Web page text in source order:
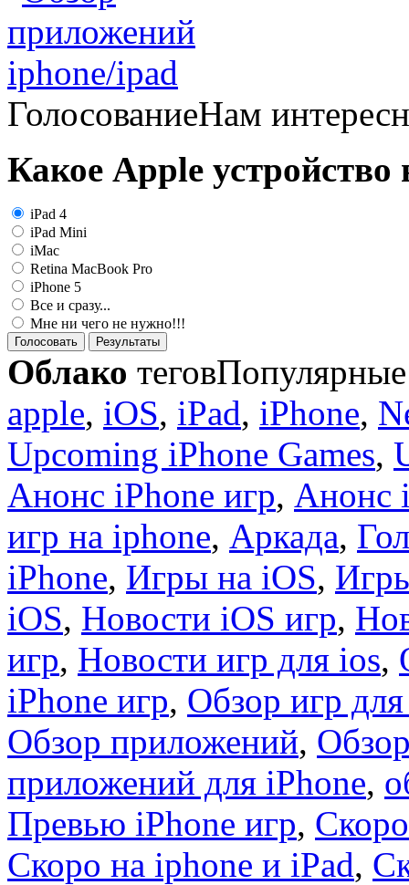
ГолосованиеНам
Какое Apple устройство
iPad 4
iPad Mini
iMac
Retina MacBook Pro
iPhone 5
Все и сразу...
Мне ни чего не нужно!!!
Голосовать Результаты
Облако теговПопулярные
apple, iOS, iPad, iPhone,
Upcoming iPhone Games,
Анонс iPhone игр, Анонс
игр на iphone, Аркада,
iPhone, Игры на iOS,
iOS, Новости iOS игр,
игр, Новости игр для ios,
iPhone игр, Обзор игр
Обзор приложений,
приложений для iPhone,
Превью iPhone игр,
Скоро на iphone и iPad,